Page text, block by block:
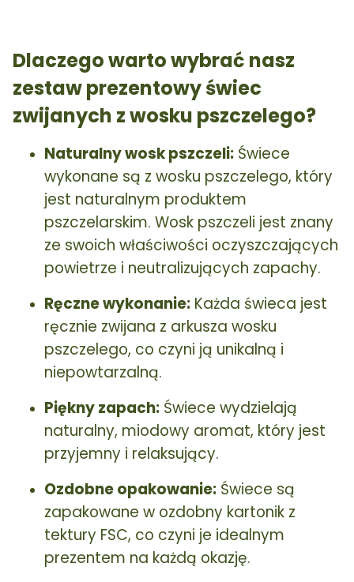
Dlaczego warto wybrać nasz
zestaw prezentowy świec
zwijanych z wosku pszczelego?
Naturalny wosk pszczeli: Świece
wykonane są z wosku pszczelego, który
jest naturalnym produktem
pszczelarskim. Wosk pszczeli jest znany
ze swoich właściwości oczyszczających
powietrze i neutralizujących zapachy.
Ręczne wykonanie: Każda świeca jest
ręcznie zwijana z arkusza wosku
pszczelego, co czyni ją unikalną i
niepowtarzalną.
Piękny zapach: Świece wydzielają
naturalny, miodowy aromat, który jest
przyjemny i relaksujący.
Ozdobne opakowanie: Świece są
zapakowane w ozdobny kartonik z
tektury FSC, co czyni je idealnym
prezentem na każdą okazję.